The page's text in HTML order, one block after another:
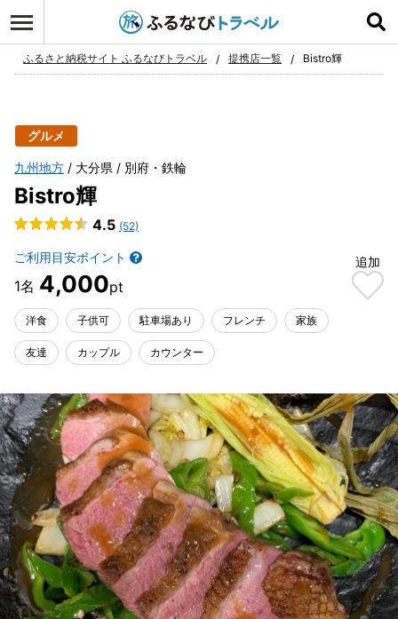
お気に入り
ふるさと納税サイト ふるなびトラベル 提携店一覧 Bistro輝
グルメ
九州地方 大分県 別府・鉄輪
Bistro輝
4.5 (52)
ご利用目安ポイント
4,000
追加
洋食 子供可 駐車場あり フレンチ 家族
友達 カップル カウンター